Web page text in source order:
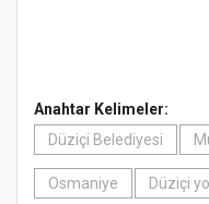
Anahtar Kelimeler:
Düziçi Belediyesi
Osmaniye Düziçi